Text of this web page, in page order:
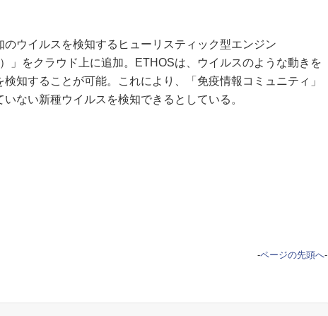
ウイルスを検知するヒューリスティック型エンジン
」をクラウド上に追加。ETHOSは、ウイルスのような動きを
知することが可能。これにより、「免疫情報コミュニティ」
ない新種ウイルスを検知できるとしている。
-ページの先頭へ-